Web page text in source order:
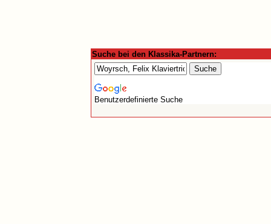
Suche bei den Klassika-Partnern:
Benutzerdefinierte Suche